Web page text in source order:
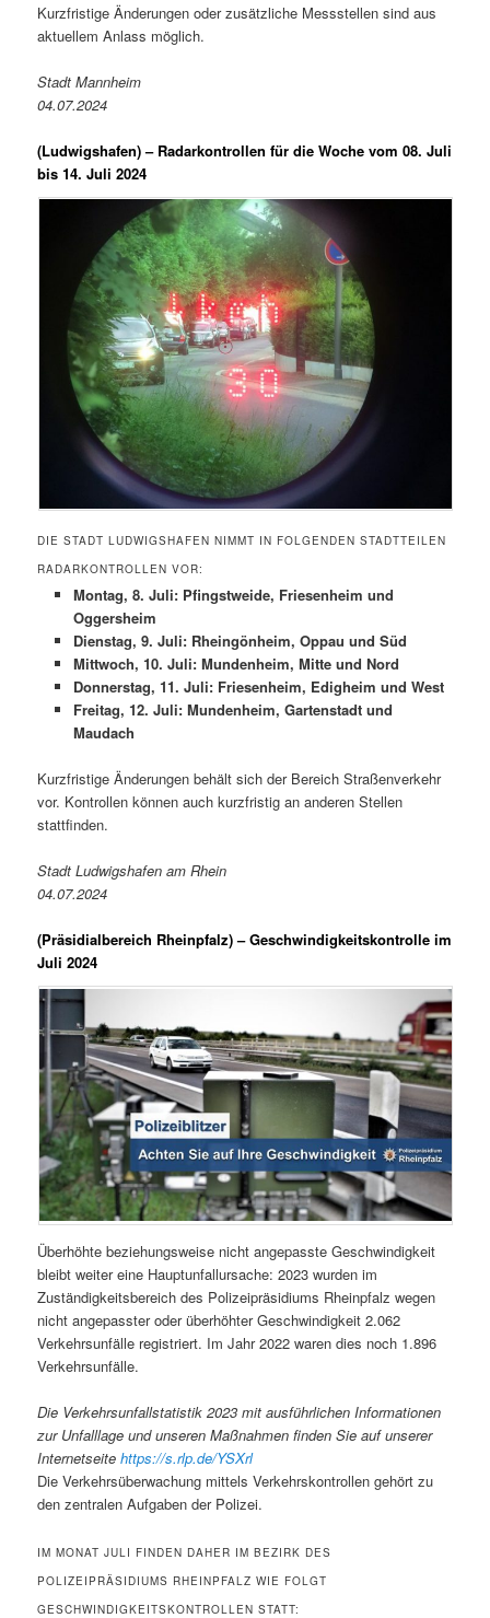
Kurzfristige Änderungen oder zusätzliche Messstellen sind aus
aktuellem Anlass möglich.
Stadt Mannheim
04.07.2024
(Ludwigshafen) – Radarkontrollen für die Woche vom 08. Juli
bis 14. Juli 2024
DIE STADT LUDWIGSHAFEN NIMMT IN FOLGENDEN STADTTEILEN
RADARKONTROLLEN VOR:
Montag, 8. Juli: Pfingstweide, Friesenheim und
Oggersheim
Dienstag, 9. Juli: Rheingönheim, Oppau und Süd
Mittwoch, 10. Juli: Mundenheim, Mitte und Nord
Donnerstag, 11. Juli: Friesenheim, Edigheim und West
Freitag, 12. Juli: Mundenheim, Gartenstadt und
Maudach
Kurzfristige Änderungen behält sich der Bereich Straßenverkehr
vor. Kontrollen können auch kurzfristig an anderen Stellen
stattfinden.
Stadt Ludwigshafen am Rhein
04.07.2024
(Präsidialbereich Rheinpfalz)– Geschwindigkeitskontrolle im
Juli 2024
Überhöhte beziehungsweise nicht angepasste Geschwindigkeit
bleibt weiter eine Hauptunfallursache: 2023 wurden im
Zuständigkeitsbereich des Polizeipräsidiums Rheinpfalz wegen
nicht angepasster oder überhöhter Geschwindigkeit 2.062
Verkehrsunfälle registriert. Im Jahr 2022 waren dies noch 1.896
Verkehrsunfälle.
Die Verkehrsunfallstatistik 2023 mit ausführlichen Informationen
zur Unfalllage und unseren Maßnahmen finden Sie auf unserer
Internetseitehttps://s.rlp.de/YSXrl
Die Verkehrsüberwachung mittels Verkehrskontrollen gehört zu
den zentralen Aufgaben der Polizei.
IM MONAT JULI FINDEN DAHER IM BEZIRK DES
POLIZEIPRÄSIDIUMS RHEINPFALZ WIE FOLGT
GESCHWINDIGKEITSKONTROLLEN STATT: